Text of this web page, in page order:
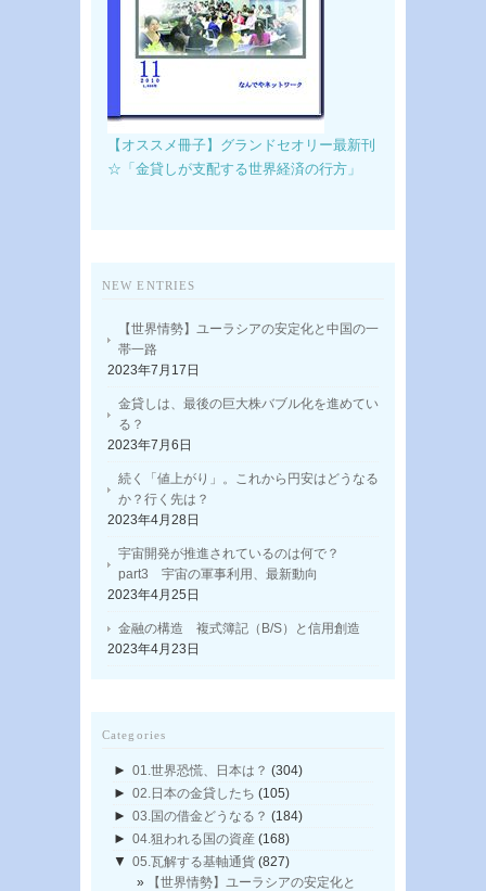
【オススメ冊子】グランドセオリー最新刊
☆「金貸しが支配する世界経済の行方」
NEW ENTRIES
【世界情勢】ユーラシアの安定化と中国の一
帯一路
2023年7月17日
金貸しは、最後の巨大株バブル化を進めてい
る？
2023年7月6日
続く「値上がり」。これから円安はどうなる
か？行く先は？
2023年4月28日
宇宙開発が推進されているのは何で？
part3 宇宙の軍事利用、最新動向
2023年4月25日
金融の構造 複式簿記（B/S）と信用創造
2023年4月23日
Categories
► 01.世界恐慌、日本は？ (304)
► 02.日本の金貸したち (105)
► 03.国の借金どうなる？ (184)
► 04.狙われる国の資産 (168)
▼ 05.瓦解する基軸通貨 (827)
【世界情勢】ユーラシアの安定化と